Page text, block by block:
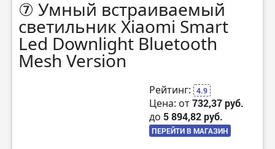
⑦ Умный встраиваемый
светильник Xiaomi Smart
Led Downlight Bluetooth
Mesh Version
Рейтинг: 4.9
Цена: от732,37 руб.
до 5 894,82 руб.
ПЕРЕЙТИ В МАГАЗИН